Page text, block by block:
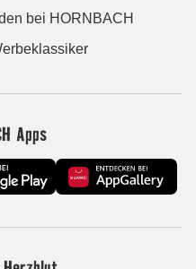
bei HORNBACH
Apps